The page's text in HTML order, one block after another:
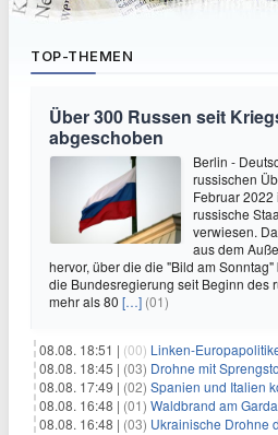
TOP-THEMEN
Über 300 Russen seit
abgeschoben
Berlin -
russischen
Februar
russische
verwiesen.
aus dem
hervor, über die die "Bild am
die Bundesregierung seit Beginn des
mehr als 80 […] (01)
08.08. 18:51 | (00) Linken-Europapolitiker
08.08. 18:45 | (03) Drohne mit Sprengstoff
08.08. 17:49 | (02) Spanien und Italien
08.08. 16:48 | (01) Waldbrand am
08.08. 16:48 | (03) Ukrainische Drohne